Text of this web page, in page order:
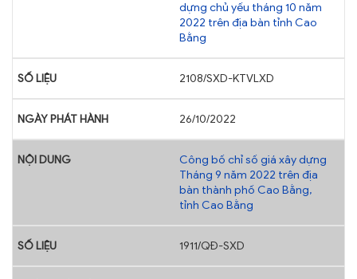
dựng chủ yếu tháng 10 năm
2022 trên địa bàn tỉnh Cao
Bằng
2108/SXD-KTVLXD
26/10/2022
Công bố chỉ số giá xây dựng
Tháng 9 năm 2022 trên địa
bàn thành phố Cao Bằng,
tỉnh Cao Bằng
1911/QĐ-SXD